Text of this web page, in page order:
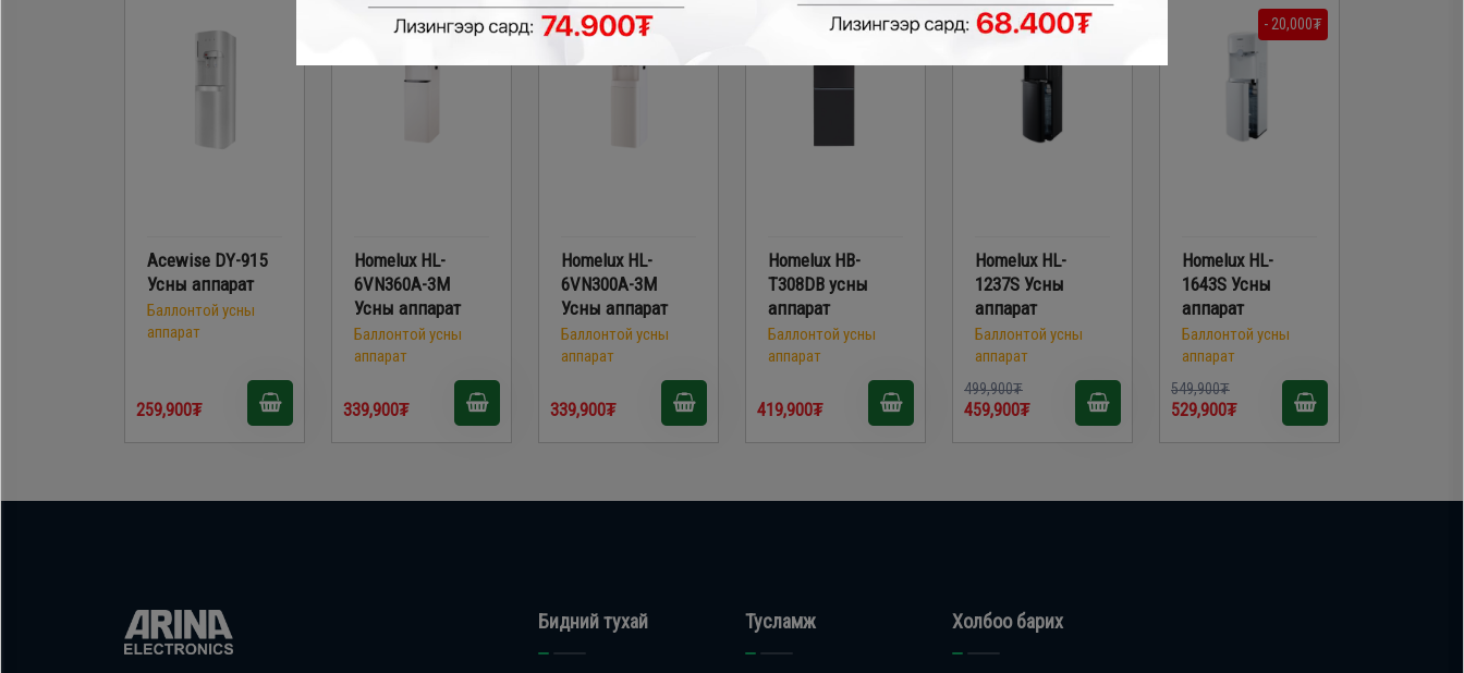
Acewise DY-915
Усны аппарат
Баллонтой усны
аппарат
259,900₮
Homelux HL-
6VN360A-3M
Усны аппарат
Баллонтой усны
аппарат
339,900₮
Homelux HL-
6VN300A-3M
Усны аппарат
Баллонтой усны
аппарат
339,900₮
Homelux HB-
T308DB усны
аппарат
Баллонтой усны
аппарат
419,900₮
- 40,000₮
Homelux HL-
1237S Усны
аппарат
Баллонтой усны
аппарат
499,900₮
459,900₮
- 20,000₮
Homelux HL-
1643S Усны
аппарат
Баллонтой усны
аппарат
549,900₮
529,900₮
Бидний тухай Тусламж Холбоо барих